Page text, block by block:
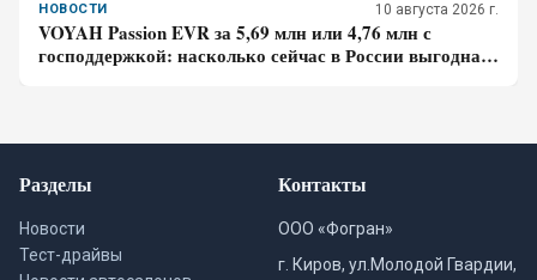
НОВОСТИ 10 августа 2026 г.
VOYAH Passion EVR за 5,69 млн или 4,76 млн с
господдержкой: насколько сейчас в России выгодна
Разделы
Новости
Тест-драйвы
Контакты
ООО «Фогран»
г. Киров, ул.Молодой Гвардии,